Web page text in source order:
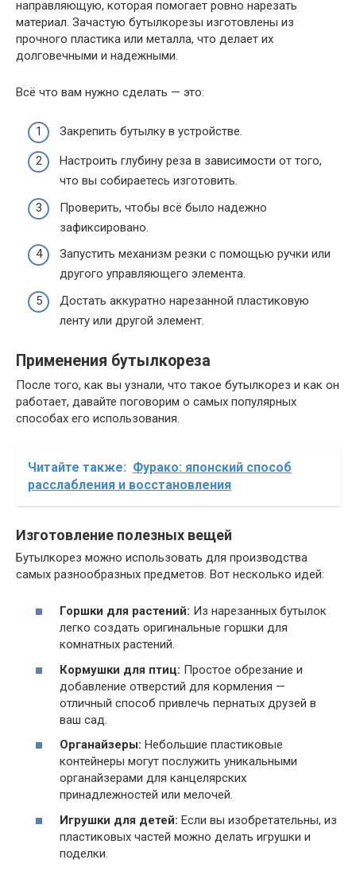
направляющую, которая помогает ровно нарезать
материал. Зачастую бутылкорезы изготовлены из
прочного пластика или металла, что делает их
долговечными и надежными.
Всё что вам нужно сделать — это:
Закрепить бутылку в устройстве.
Настроить глубину реза в зависимости от того,
что вы собираетесь изготовить.
Проверить, чтобы всё было надежно
зафиксировано.
Запустить механизм резки с помощью ручки или
другого управляющего элемента.
Достать аккуратно нарезанной пластиковую
ленту или другой элемент.
Применения бутылкореза
После того, как вы узнали, что такое бутылкорез и как он
работает, давайте поговорим о самых популярных
способах его использования.
Читайте также: Фурако: японский способ
расслабления и восстановления
Изготовление полезных вещей
Бутылкорез можно использовать для производства
самых разнообразных предметов. Вот несколько идей:
Горшки для растений: Из нарезанных бутылок
легко создать оригинальные горшки для
комнатных растений.
Кормушки для птиц: Простое обрезание и
добавление отверстий для кормления —
отличный способ привлечь пернатых друзей в
ваш сад.
Органайзеры: Небольшие пластиковые
контейнеры могут послужить уникальными
органайзерами для канцелярских
принадлежностей или мелочей.
Игрушки для детей: Если вы изобретательны, из
пластиковых частей можно делать игрушки и
поделки.